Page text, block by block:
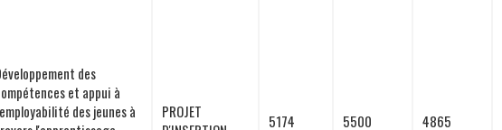
des
et appui à
des jeunes à
PROJET
5174 5500 4865